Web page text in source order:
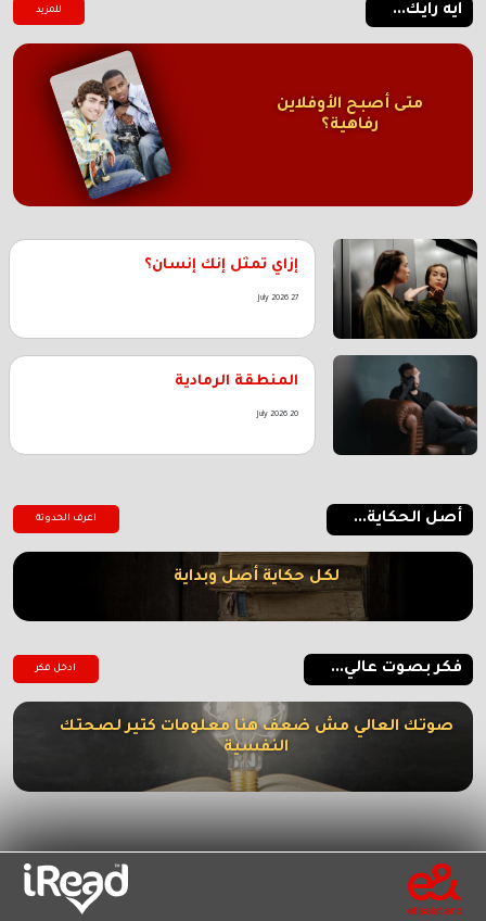
ايه رايك... للمزيد
متى أصبح الأوفلاين
رفاهية؟
إزاي تمثل إنك إنسان؟
27 July 2026
المنطقة الرمادية
20 July 2026
أصل الحكاية... اعرف الحدوتة
لكل حكاية أصل وبداية
فكر بصوت عالي... ادخل فكر
صوتك العالي مش ضعف هنا معلومات كتير لصحتك
النفسية